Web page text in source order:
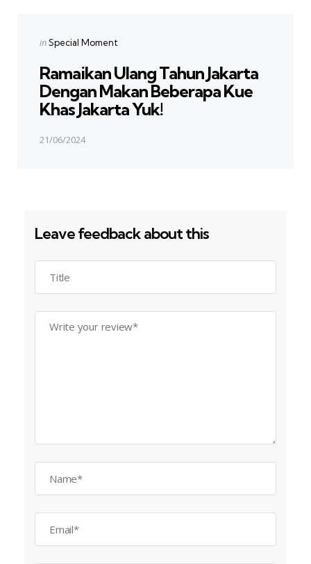
Posted
inSpecial Moment
Ramaikan Ulang Tahun Jakarta
Dengan Makan Beberapa Kue
Khas Jakarta Yuk!
21/06/2024
Leave feedback about this